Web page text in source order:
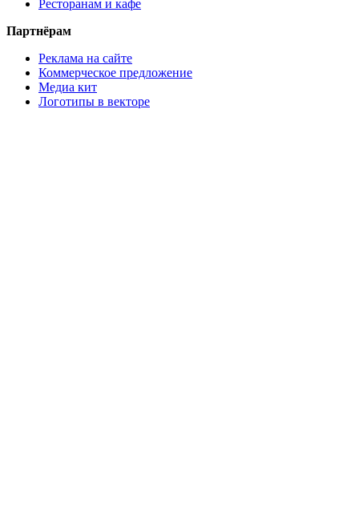
Ресторанам и кафе
Партнёрам
Реклама на сайте
Коммерческое предложение
Медиа кит
Логотипы в векторе